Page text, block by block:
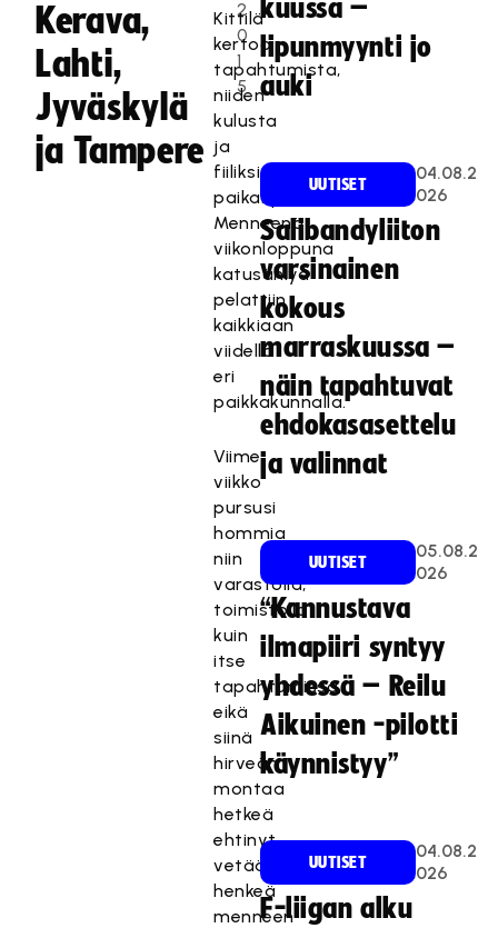
Kerava,
Lahti,
Jyväskylä
ja Tampere
2
0
1
5
Kittilä
kertoo
tapahtumista,
niiden
kulusta
ja
fiiliksistä
paikanpäältä.
Menneenä
viikonloppuna
katusählyä
pelattiin
kaikkiaan
viidellä
eri
paikkakunnalla.
Viime
viikko
pursusi
hommia
niin
varastolla,
toimistolla
kuin
itse
tapahtumissa,
eikä
siinä
hirveän
montaa
hetkeä
ehtinyt
vetää
henkeä
menneen
kuussa –
lipunmyynti jo
auki
UUTISET
04.08.2
026
Salibandyliiton
varsinainen
kokous
marraskuussa –
näin tapahtuvat
ehdokasasettelu
ja valinnat
UUTISET
05.08.2
026
“Kannustava
ilmapiiri syntyy
yhdessä – Reilu
Aikuinen -pilotti
käynnistyy”
UUTISET
04.08.2
026
F-liigan alku